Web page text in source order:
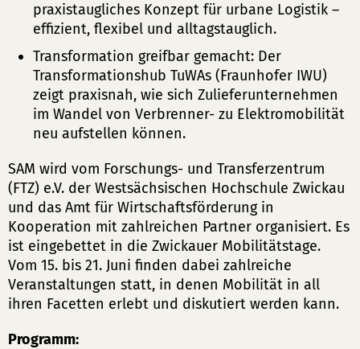
praxistaugliches Konzept für urbane Logistik –
effizient, flexibel und alltagstauglich.
Transformation greifbar gemacht: Der
Transformationshub TuWAs (Fraunhofer IWU)
zeigt praxisnah, wie sich Zulieferunternehmen
im Wandel von Verbrenner- zu Elektromobilität
neu aufstellen können.
SAM wird vom Forschungs- und Transferzentrum
(FTZ) e.V. der Westsächsischen Hochschule Zwickau
und das Amt für Wirtschaftsförderung in
Kooperation mit zahlreichen Partner organisiert. Es
ist eingebettet in die Zwickauer Mobilitätstage.
Vom 15. bis 21. Juni finden dabei zahlreiche
Veranstaltungen statt, in denen Mobilität in all
ihren Facetten erlebt und diskutiert werden kann.
Programm: